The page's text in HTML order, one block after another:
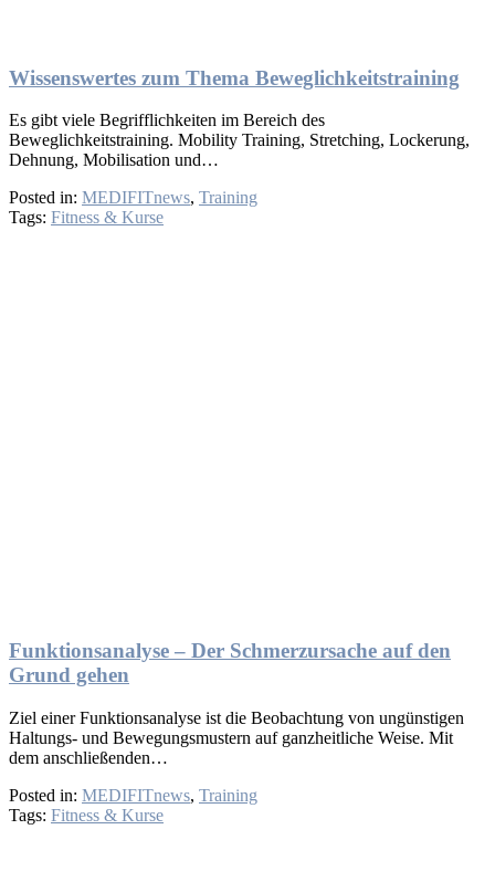
Wissenswertes zum Thema Beweglichkeitstraining
Es gibt viele Begrifflichkeiten im Bereich des
Beweglichkeitstraining. Mobility Training, Stretching, Lockerung,
Dehnung, Mobilisation und…
Posted in: MEDIFITnews, Training
Tags: Fitness & Kurse
Funktionsanalyse – Der Schmerzursache auf den
Grund gehen
Ziel einer Funktionsanalyse ist die Beobachtung von ungünstigen
Haltungs- und Bewegungsmustern auf ganzheitliche Weise. Mit
dem anschließenden…
Posted in: MEDIFITnews, Training
Tags: Fitness & Kurse